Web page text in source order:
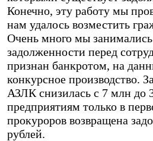
Конечно, эту работу мы
нам удалось возместить
Очень много мы
задолженности перед
признан банкротом, на
конкурсное производство.
АЗЛК снизилась с 7 млн до
предприятиям только в
прокуроров возвращена
рублей.